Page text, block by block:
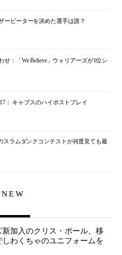
ービーターを決めた選手は誰？
せ：「We Believe」ウォリアーズが1位シ
： キャブスのハイポストプレイ
スラムダンクコンテストが何度見ても最
NEW
新加入のクリス・ポール、移
わくちゃのユニフォームを